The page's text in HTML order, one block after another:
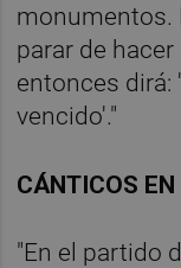
monumentos.
parar de
entonces dirá:
vencido'."
CÁNTICOS
"En el partido